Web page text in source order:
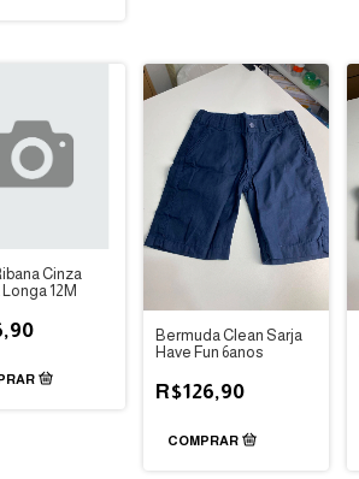
Cinza
12M
Bermuda Clean Sarja
Have Fun 6anos
R$126,90